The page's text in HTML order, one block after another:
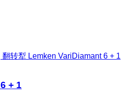
翻转犁 Lemken VariDiamant 6 + 1
+ 1